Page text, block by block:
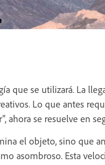
que se utilizará. La
Lo que antes
ahora se resuelve en
el objeto, sino que
asombroso. Esta